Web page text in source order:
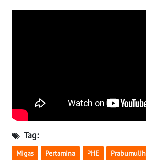
Tag:
Migas Pertamina PHE Prabumulih
KALTIM
SULSEL